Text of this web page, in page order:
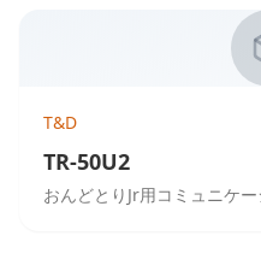
T&D
TR-50U2
おんどとりJr用コミュニケ